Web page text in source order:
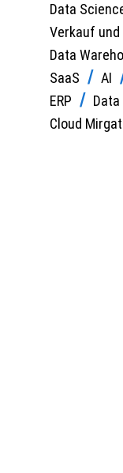
Data
Verkauf
Data
SaaS
AI
ERP
Cloud